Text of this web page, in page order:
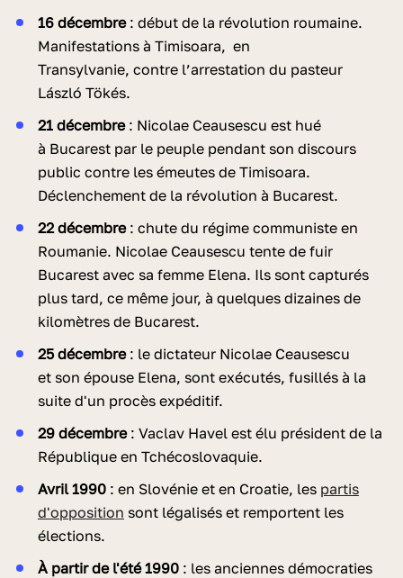
16 décembre: début de la révolution roumaine.
Manifestations à Timisoara, en
Transylvanie, contre l’arrestation du pasteur
László Tökés.
21 décembre: Nicolae Ceausescu est hué
à Bucarest par le peuple pendant son discours
public contre les émeutes de Timisoara.
Déclenchement de la révolution à Bucarest.
22 décembre: chute du régime communiste en
Roumanie. Nicolae Ceausescu tente de fuir
Bucarest avec sa femme Elena. Ils sont capturés
plus tard, ce même jour, à quelques dizaines de
kilomètres de Bucarest.
25 décembre: le dictateur Nicolae Ceausescu
et son épouse Elena, sont exécutés, fusillés à la
suite d'un procès expéditif.
29 décembre: Vaclav Havel est élu président de la
République en Tchécoslovaquie.
Avril 1990: en Slovénie et en Croatie, les partis
d'opposition sont légalisés et remportent les
élections.
À partir de l'été 1990: les anciennes démocraties